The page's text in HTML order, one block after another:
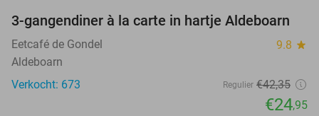
41%
3-gangendiner à la carte in hartje Aldeboarn
Eetcafé de Gondel 9.8 star
Aldeboarn
Verkocht: 673
Regulier €42,35
€24,95